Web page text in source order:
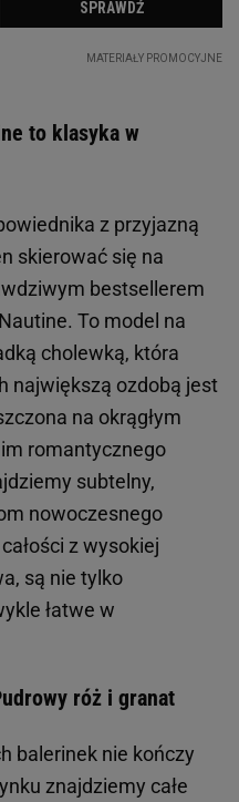
to klasyka w
z przyjazną
skierować się na
bestsellerem
To model na
cholewką, która
największą ozdobą jest
na okrągłym
romantycznego
subtelny,
nowoczesnego
z wysokiej
są nie tylko
łatwe w
róż i granat
balerinek nie kończy
znajdziemy całe